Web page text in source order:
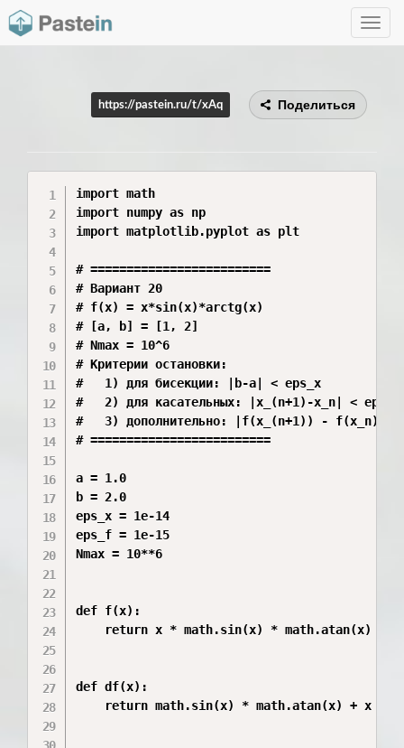
Toggle
https://pastein.ru/t/xAq Поделиться
import math
import numpy as np
import matplotlib.pyplot as plt
# =========================
# Вариант 20
# f(x) = x*sin(x)*arctg(x)
# [a, b] = [1, 2]
# Nmax = 10^6
# Критерии остановки:
#   1) для бисекции: |b-a| < eps_x
#   2) для касательных: |x_(n+1)-x_n| < eps_x
#   3) дополнительно: |f(x_(n+1)) - f(x_n)| <
# =========================
a = 1.0
b = 2.0
eps_x = 1e-14
eps_f = 1e-15
Nmax = 10**6
def f(x):
    return x * math.sin(x) * math.atan(x)
def df(x):
return math.sin(x) * math.atan(x) + x *